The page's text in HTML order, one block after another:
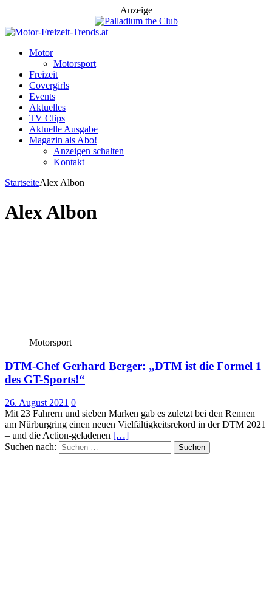
Anzeige
Motor
Motorsport
Freizeit
Covergirls
Events
Aktuelles
TV Clips
Aktuelle Ausgabe
Magazin als Abo!
Anzeigen schalten
Kontakt
StartseiteAlex Albon
Alex Albon
Motorsport
DTM-Chef Gerhard Berger: „DTM ist die Formel 1
des GT-Sports!“
26. August 2021 0
Mit 23 Fahrern und sieben Marken gab es zuletzt bei den Rennen
am Nürburgring einen neuen Vielfältigkeitsrekord in der DTM 2021
– und die Action-geladenen […]
Suchen nach: